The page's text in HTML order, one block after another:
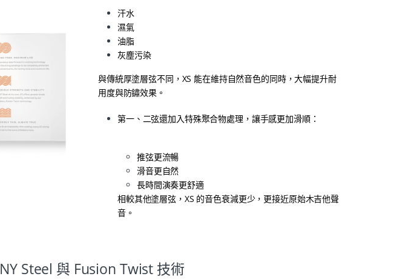
汗水
濕氣
油脂
灰塵污染
與傳統厚塗層弦不同，XS 能在維持自然音色的同時，大幅提升耐
用度與防鏽效果。
第一、二弦還加入特殊聚合物處理，讓手感更加滑順：
推弦更流暢
滑音更自然
長時間演奏更舒適
相較其他塗層弦，XS 的音色衰減更少，更接近原始木吉他聲
音。
NY Steel 與 Fusion Twist 技術